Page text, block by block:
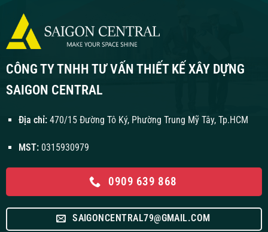
CÔNG TY TNHH TƯ VẤN THIẾT KẾ XÂY DỰNG
SAIGON CENTRAL
Địa chỉ:470/15 Đường Tô Ký, Phường Trung Mỹ Tây, Tp.HCM
MST: 0315930979
0909 639 868
SAIGONCENTRAL79@GMAIL.COM